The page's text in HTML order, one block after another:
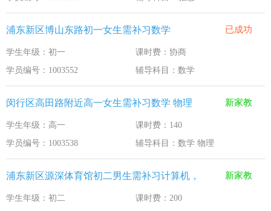
浦东新区博山东路初一女生需补习数学 已成功
学生年级：初一
课时费：协商
学员编号：1003552
辅导科目：数学
闵行区高田路附近高一女生需补习数学 物理 新家教
学生年级：高一
课时费：140
学员编号：1003538
辅导科目：数学 物理
浦东新区源深体育馆初二男生需补习计算机， 新家教
学生年级：初二
课时费：200